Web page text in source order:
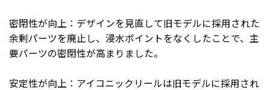
密閉性が向上：デザインを見直して旧モデルに採用された
余剰パーツを廃止し、浸水ポイントをなくしたことで、主
要パーツの密閉性が高まりました。
安定性が向上：アイコニックリールは旧モデルに採用され